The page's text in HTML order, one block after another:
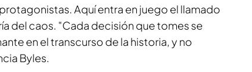
Aquí entra en juego el llamado
del caos. "Cada decisión que tomes se
en el transcurso de la historia, y no
Byles.